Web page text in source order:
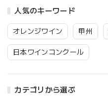
人気のキーワード
オレンジワイン 甲州
日本ワインコンクール
カテゴリから選ぶ